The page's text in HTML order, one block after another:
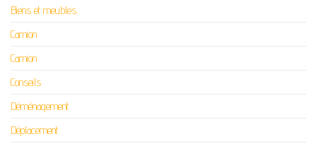
Biens et meubles
Camion
Camion
Conseils
Déménagement
Déplacement